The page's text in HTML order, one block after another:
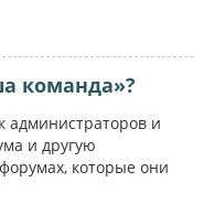
команда»?
администраторов и
и другую
которые они